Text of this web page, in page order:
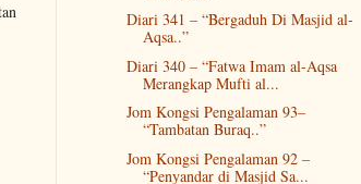
Diari 341 – “Bergaduh Di Masjid al-
Aqsa..”
Diari 340 – “Fatwa Imam al-Aqsa
Merangkap Mufti al...
Jom Kongsi Pengalaman 93–
“Tambatan Buraq..”
Jom Kongsi Pengalaman 92 –
“Penyandar di Masjid Sa...